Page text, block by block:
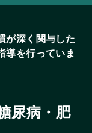
が深く関与した
導を行っていま
尿病・肥